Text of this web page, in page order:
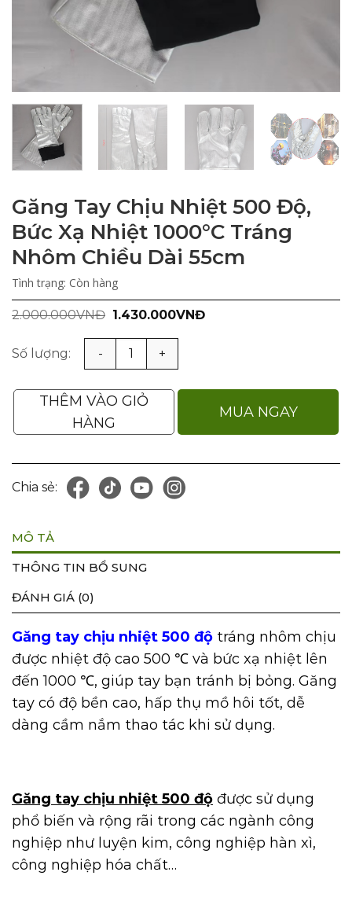
Găng Tay Chịu Nhiệt 500 Độ,
Bức Xạ Nhiệt 1000°C Tráng
Nhôm Chiều Dài 55cm
Tình trạng: Còn hàng
2.000.000VNĐ Giá
là:
2.000.000VNĐ.
1.430.000VNĐGiá
Găng Tay Chịu Nhiệt 500 Độ, Bức Xạ Nhiệt 1000°C
THÊM VÀO GIỎ
HÀNG
MUA NGAY
Chia sẻ:
MÔ TẢ
THÔNG TIN BỔ SUNG
ĐÁNH GIÁ (0)
Găng tay chịu nhiệt 500 độ tráng nhôm chịu
được nhiệt độ cao 500 ℃ và bức xạ nhiệt lên
đến 1000 ℃, giúp tay bạn tránh bị bỏng. Găng
tay có độ bền cao, hấp thụ mồ hôi tốt, dễ
dàng cầm nắm thao tác khi sử dụng.
Găng tay chịu nhiệt 500 độ được sử dụng
phổ biến và rộng rãi trong các ngành công
nghiệp như luyện kim, công nghiệp hàn xì,
công nghiệp hóa chất…